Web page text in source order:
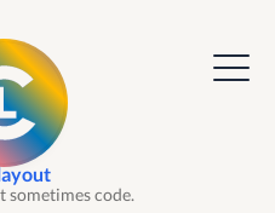
sometimes code.